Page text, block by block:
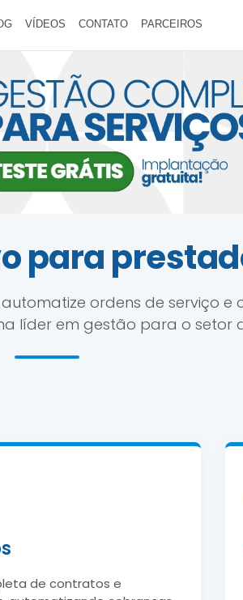
VÍDEOS CONTATO PARCEIROS
para
ordens de serviço e
líder em gestão para o setor
de contratos e